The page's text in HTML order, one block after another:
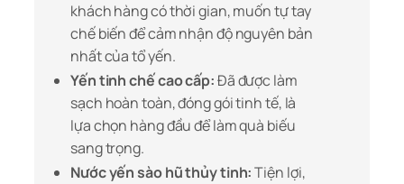
khách hàng có thời gian, muốn tự tay
chế biến để cảm nhận độ nguyên bản
nhất của tổ yến.
Yến tinh chế cao cấp:Đã được làm
sạch hoàn toàn, đóng gói tinh tế, là
lựa chọn hàng đầu để làm quà biếu
sang trọng.
Nước yến sào hũ thủy tinh:Tiện lợi,